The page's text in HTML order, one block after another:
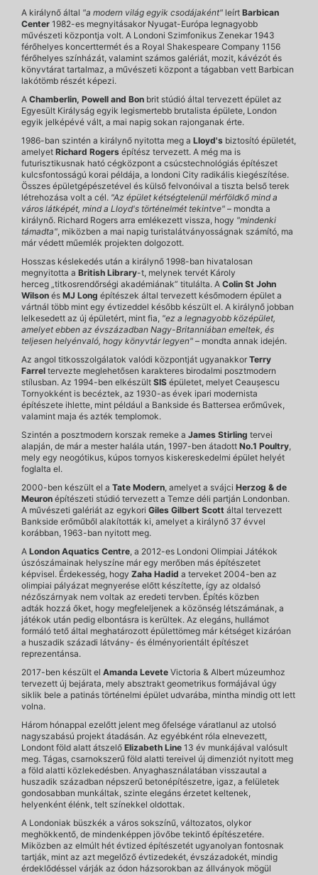
A királynő által "a modern világ egyik csodájaként" leírt Barbican
Center 1982-es megnyitásakor Nyugat-Európa legnagyobb
művészeti központja volt. A Londoni Szimfonikus Zenekar 1943
férőhelyes koncerttermét és a Royal Shakespeare Company 1156
férőhelyes színházát, valamint számos galériát, mozit, kávézót és
könyvtárat tartalmaz, a művészeti központ a tágabban vett Barbican
lakótömb részét képezi.
A Chamberlin, Powell and Bon brit stúdió által tervezett épület az
Egyesült Királyság egyik legismertebb brutalista épülete, London
egyik jelképévé vált, a mai napig sokan rajonganak érte.
1986-ban szintén a királynő nyitotta meg a Lloyd's biztosító épületét,
amelyet Richard Rogers építész tervezett. A még ma is
futurisztikusnak ható cégközpont a csúcstechnológiás építészet
kulcsfontosságú korai példája, a londoni City radikális kiegészítése.
Összes épületgépészetével és külső felvonóival a tiszta belső terek
létrehozása volt a cél. "Az épület kétségtelenül mérföldkő mind a
város látképét, mind a Lloyd's történelmét tekintve" – mondta a
királynő. Richard Rogers arra emlékezett vissza, hogy "mindenki
támadta", miközben a mai napig turistalátványosságnak számító, ma
már védett műemlék projekten dolgozott.
Hosszas késlekedés után a királynő 1998-ban hivatalosan
megnyitotta a British Library-t, melynek tervét Károly
herceg „titkosrendőrségi akadémiának” titulálta. A Colin St John
Wilson és MJ Long építészek által tervezett későmodern épület a
vártnál több mint egy évtizeddel később készült el. A királynő jobban
lelkesedett az új épületért, mint fia, "ez a legnagyobb középület,
amelyet ebben az évszázadban Nagy-Britanniában emeltek, és
teljesen helyénvaló, hogy könyvtár legyen" – mondta annak idején.
Az angol titkosszolgálatok valódi központját ugyanakkor Terry
Farrel tervezte meglehetősen karakteres birodalmi posztmodern
stílusban. Az 1994-ben elkészült SIS épületet, melyet Ceaușescu
Tornyokként is becéztek, az 1930-as évek ipari modernista
építészete ihlette, mint például a Bankside és Battersea erőművek,
valamint maja és azték templomok.
Szintén a posztmodern korszak remeke a James Stirling tervei
alapján, de már a mester halála után, 1997-ben átadott No.1 Poultry,
mely egy neogótikus, kúpos tornyos kiskereskedelmi épület helyét
foglalta el.
2000-ben készült el a Tate Modern, amelyet a svájci Herzog & de
Meuron építészeti stúdió tervezett a Temze déli partján Londonban.
A művészeti galériát az egykori Giles Gilbert Scott által tervezett
Bankside erőműből alakították ki, amelyet a királynő 37 évvel
korábban, 1963-ban nyitott meg.
A London Aquatics Centre, a 2012-es Londoni Olimpiai Játékok
úszószámainak helyszíne már egy merőben más építészetet
képvisel. Érdekesség, hogy Zaha Hadid a terveket 2004-ben az
olimpiai pályázat megnyerése előtt készítette, így az oldalsó
nézőszárnyak nem voltak az eredeti tervben. Építés közben
adták hozzá őket, hogy megfeleljenek a közönség létszámának, a
játékok után pedig elbontásra is kerültek. Az elegáns, hullámot
formáló tető által meghatározott épülettömeg már kétséget kizáróan
a huszadik századi látvány- és élményorientált építészet
reprezentánsa.
2017-ben készült el Amanda Levete Victoria & Albert múzeumhoz
tervezett új bejárata, mely absztrakt geometrikus formájával úgy
siklik bele a patinás történelmi épület udvarába, mintha mindig ott lett
volna.
Három hónappal ezelőtt jelent meg őfelsége váratlanul az utolsó
nagyszabású projekt átadásán. Az egyébként róla elnevezett,
Londont föld alatt átszelő Elizabeth Line 13 év munkájával valósult
meg. Tágas, csarnokszerű föld alatti tereivel új dimenziót nyitott meg
a föld alatti közlekedésben. Anyaghasználatában visszautal a
huszadik században népszerű betonépítészetre, igaz, a felületek
gondosabban munkáltak, szinte elegáns érzetet keltenek,
helyenként élénk, telt színekkel oldottak.
A Londoniak büszkék a város sokszínű, változatos, olykor
meghökkentő, de mindenképpen jövőbe tekintő építészetére.
Miközben az elmúlt hét évtized építészetét ugyanolyan fontosnak
tartják, mint az azt megelőző évtizedekét, évszázadokét, mindig
érdeklődéssel várják az ódon házsorokban az állványok mögül